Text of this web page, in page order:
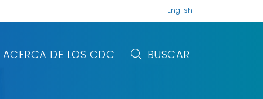
English
ACERCA DE LOS CDC BUSCAR